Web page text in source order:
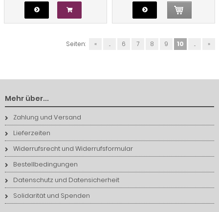
Seiten: « ... 6 7 8 9 10 ... »
Mehr über...
Zahlung und Versand
Lieferzeiten
Widerrufsrecht und Widerrufsformular
Bestellbedingungen
Datenschutz und Datensicherheit
Solidarität und Spenden